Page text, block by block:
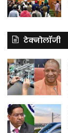
टेक्नोलॉजी